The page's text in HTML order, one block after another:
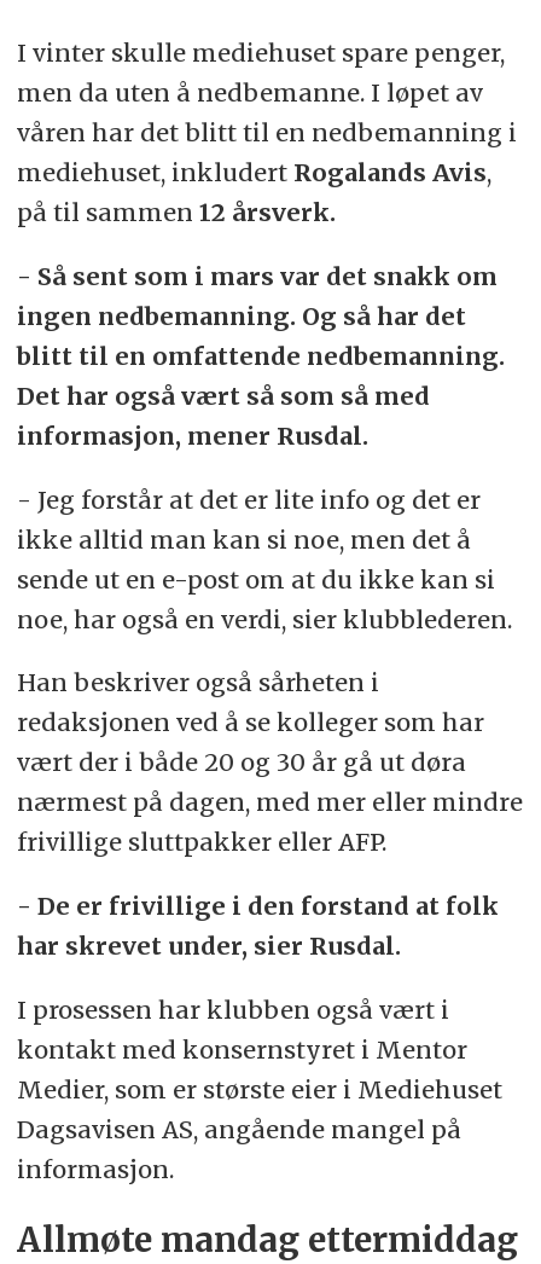
I vinter skulle mediehuset spare penger,
men da uten å nedbemanne. I løpet av
våren har det blitt til en nedbemanning i
mediehuset, inkludert Rogalands Avis,
på til sammen 12 årsverk.
- Så sent som i mars var det snakk om
ingen nedbemanning. Og så har det
blitt til en omfattende nedbemanning.
Det har også vært så som så med
informasjon, mener Rusdal.
- Jeg forstår at det er lite info og det er
ikke alltid man kan si noe, men det å
sende ut en e-post om at du ikke kan si
noe, har også en verdi, sier klubblederen.
Han beskriver også sårheten i
redaksjonen ved å se kolleger som har
vært der i både 20 og 30 år gå ut døra
nærmest på dagen, med mer eller mindre
frivillige sluttpakker eller AFP.
- De er frivillige i den forstand at folk
har skrevet under, sier Rusdal.
I prosessen har klubben også vært i
kontakt med konsernstyret i Mentor
Medier, som er største eier i Mediehuset
Dagsavisen AS, angående mangel på
informasjon.
Allmøte mandag ettermiddag